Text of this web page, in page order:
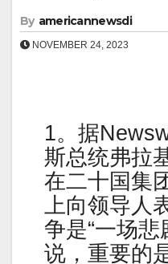
By americannewsdi
NOVEMBER 24, 2023
1。据
斯总统弗拉
在二十国集
上向领导人
争是“一场悲
说，重要的